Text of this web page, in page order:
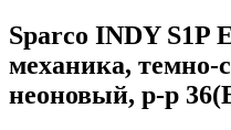
Sparco INDY S1P
механика, темно-
неоновый, р-р